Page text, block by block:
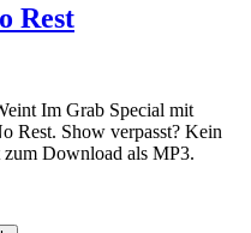
Rest
Im Grab Special mit
Rest. Show verpasst? Kein
zum Download als MP3.